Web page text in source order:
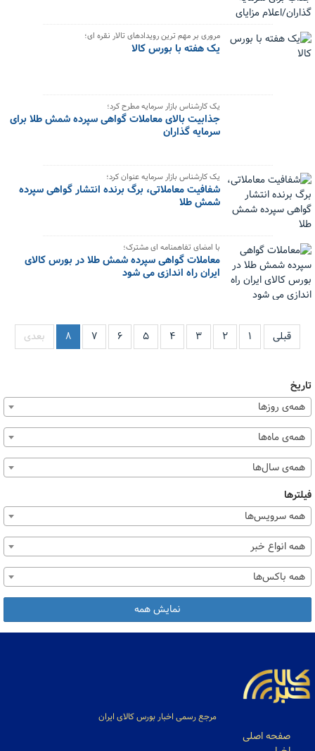
مروری بر مهم ترین رویدادهای تالار نقره ای؛
یک هفته با بورس کالا
یک کارشناس بازار سرمایه مطرح کرد؛
جذابیت بالای معاملات گواهی سپرده شمش طلا برای
سرمایه گذاران
یک کارشناس بازار سرمایه عنوان کرد؛
شفافیت معاملاتی، برگ برنده انتشار گواهی سپرده
شمش طلا
با امضای تفاهمنامه ای مشترک؛
معاملات گواهی سپرده شمش طلا در بورس کالای
ایران راه اندازی می شود
قبلی ۱ ۲ ۳ ۴ ۵ ۶ ۷ ۸ بعدی
تاریخ
همه‌ی روزها
همه‌ی ماه‌ها
همه‌ی سال‌ها
فیلترها
همه سرویس‌ها
همه انواع خبر
همه باکس‌ها
نمایش همه
مرجع رسمی اخبار بورس کالای ایران
صفحه اصلی